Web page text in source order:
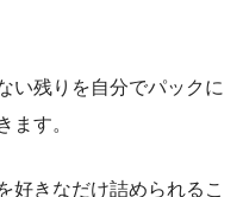
い残りを自分でパックに
ます。
好きなだけ詰められるこ